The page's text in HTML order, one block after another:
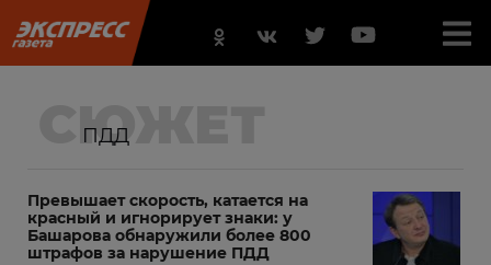
СЮЖЕТ
ПДД
Превышает скорость, катается на
красный и игнорирует знаки: у
Башарова обнаружили более 800
штрафов за нарушение ПДД